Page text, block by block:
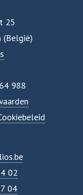
25
(België)
988
02
04